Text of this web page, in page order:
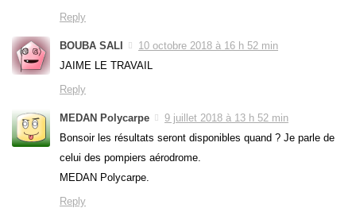
Reply
BOUBA SALI
10 octobre 2018 à 16 h 52 min
JAIME LE TRAVAIL
Reply
MEDAN Polycarpe
9 juillet 2018 à 13 h 52 min
Bonsoir les résultats seront disponibles quand ? Je parle de
celui des pompiers aérodrome.
MEDAN Polycarpe.
Reply